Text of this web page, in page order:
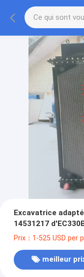
Excavatrice
14531217
Prix：1-525 USD per
meilleur